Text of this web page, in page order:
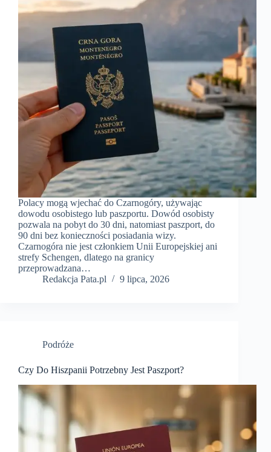
Polacy mogą wjechać do Czarnogóry, używając
dowodu osobistego lub paszportu. Dowód osobisty
pozwala na pobyt do 30 dni, natomiast paszport, do
90 dni bez konieczności posiadania wizy.
Czarnogóra nie jest członkiem Unii Europejskiej ani
strefy Schengen, dlatego na granicy
przeprowadzana…
Redakcja Pata.pl
9 lipca, 2026
Podróże
Czy Do Hiszpanii Potrzebny Jest Paszport?